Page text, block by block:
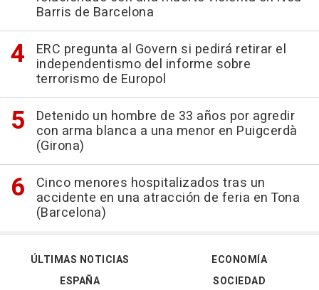
Barris de Barcelona
ERC pregunta al Govern si pedirá retirar el
independentismo del informe sobre
terrorismo de Europol
Detenido un hombre de 33 años por agredir
con arma blanca a una menor en Puigcerdà
(Girona)
Cinco menores hospitalizados tras un
accidente en una atracción de feria en Tona
(Barcelona)
ÚLTIMAS NOTICIAS
ESPAÑA
ECONOMÍA
SOCIEDAD